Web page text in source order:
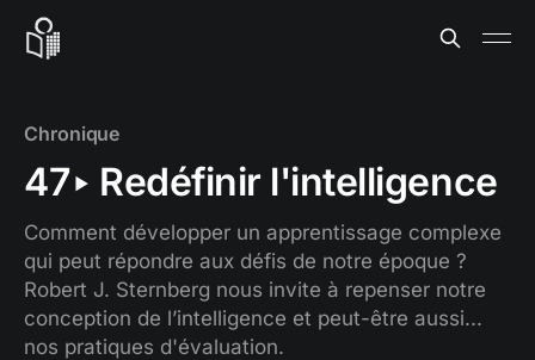
Chronique
47‣ Redéfinir l'intelligence
Comment développer un apprentissage complexe
qui peut répondre aux défis de notre époque ?
Robert J. Sternberg nous invite à repenser notre
conception de l’intelligence et peut-être aussi...
nos pratiques d'évaluation.